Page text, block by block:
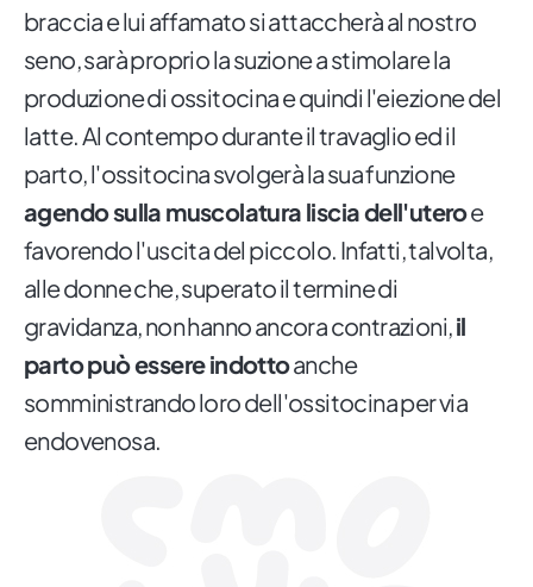
braccia e lui affamato si attaccherà al nostro
seno, sarà proprio la suzione a stimolare la
produzione di ossitocina e quindi l'eiezione del
latte. Al contempo durante il travaglio ed il
parto, l'ossitocina svolgerà la sua funzione
agendo sulla muscolatura liscia dell'uteroe
favorendo l'uscita del piccolo. Infatti, talvolta,
alle donne che, superato il termine di
gravidanza, non hanno ancora contrazioni,il
parto può essere indottoanche
somministrando loro dell'ossitocina per via
endovenosa.